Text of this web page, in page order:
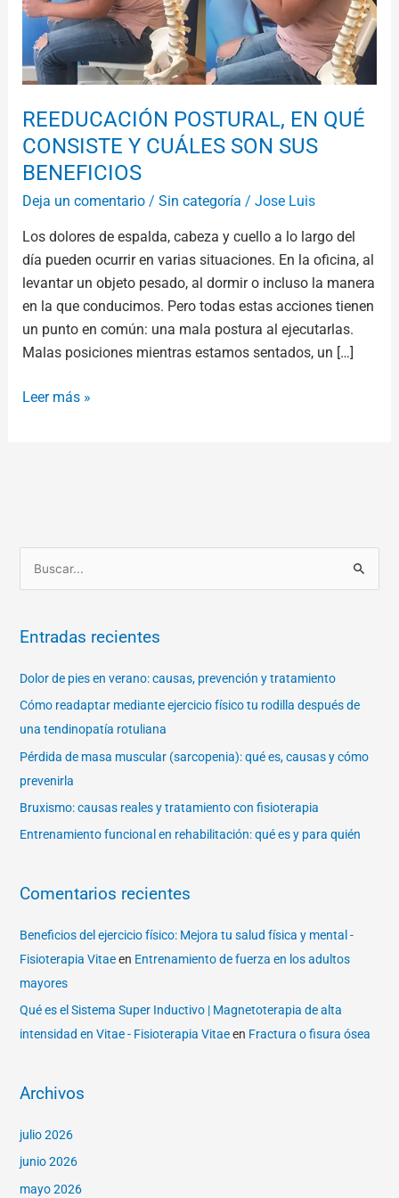
REEDUCACIÓN POSTURAL, EN QUÉ
CONSISTE Y CUÁLES SON SUS
BENEFICIOS
Deja un comentario / Sin categoría / Jose Luis
Los dolores de espalda, cabeza y cuello a lo largo del
día pueden ocurrir en varias situaciones. En la oficina, al
levantar un objeto pesado, al dormir o incluso la manera
en la que conducimos. Pero todas estas acciones tienen
un punto en común: una mala postura al ejecutarlas.
Malas posiciones mientras estamos sentados, un […]
SON
SUS
BENEFICIOS
Leer más »
c
r
:
Entradas recientes
Dolor de pies en verano: causas, prevención y tratamiento
Cómo readaptar mediante ejercicio físico tu rodilla después de
una tendinopatía rotuliana
Pérdida de masa muscular (sarcopenia): qué es, causas y cómo
prevenirla
Bruxismo: causas reales y tratamiento con fisioterapia
Entrenamiento funcional en rehabilitación: qué es y para quién
Comentarios recientes
Beneficios del ejercicio físico: Mejora tu salud física y mental -
Fisioterapia Vitaeen Entrenamiento de fuerza en los adultos
mayores
Qué es el Sistema Super Inductivo | Magnetoterapia de alta
intensidad en Vitae - Fisioterapia Vitaeen Fractura o fisura ósea
Archivos
julio 2026
junio 2026
mayo 2026